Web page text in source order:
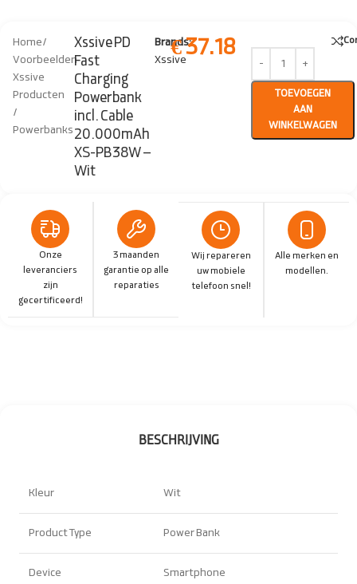
Home/
Voorbeelden
Xssive
Producten
/
Powerbanks
Xssive PD
Fast
Charging
Powerbank
incl. Cable
20.000mAh
XS-PB38W –
Wit
Brands:
Xssive
€37.18
TOEVOEGEN
AAN
WINKELWAGEN
Onze
leveranciers
zijn
gecertificeerd!
3 maanden
garantie op alle
reparaties
Wij repareren
uw mobiele
telefoon snel!
Alle merken en
modellen.
BESCHRIJVING
Kleur Wit
Product Type Power Bank
Device Smartphone